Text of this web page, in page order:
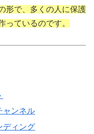
形で、多くの人に保護
っているのです。
ャンネル
ディング